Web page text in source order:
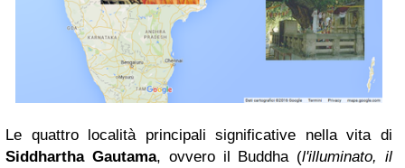
Le quattro località principali significative nella vita di
Siddhartha Gautama, ovvero il Buddha (l'illuminato, il